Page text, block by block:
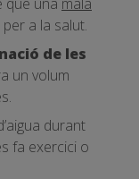
a la salut.
de les
un volum
durant
fa exercici o